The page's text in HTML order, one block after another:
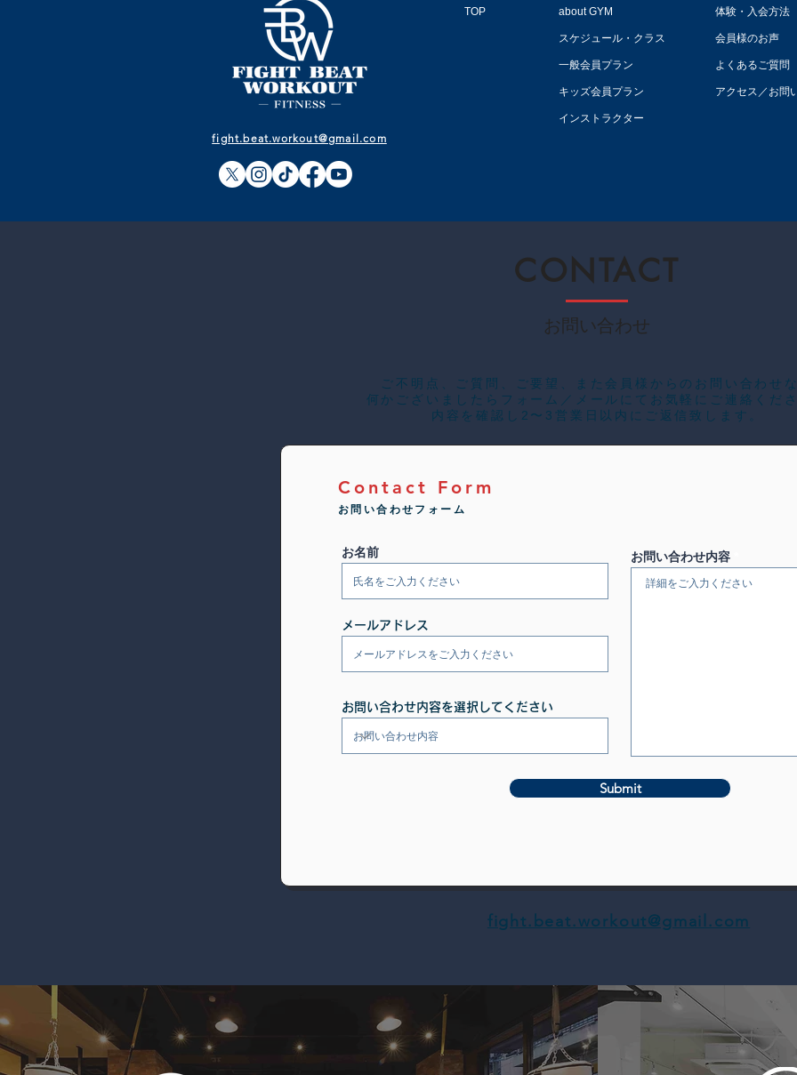
TOP about GYM
スケジュール・クラス
一般会員プラン
キッズ会員プラン
インストラクター
体験・入会方法
会員様のお声
よくあるご質問
アクセス／お問
fight.beat.workout@gmail.com
CONTACT
お問い合わせ
ご不明点、ご質問、ご要望、また会員様からのお問い合わせ
何かございましたらフォーム／メールにてお気軽にご連絡くだ
内容を確認し2〜3営業日以内にご返信致します。
Contact Form
お問い合わせフォーム
お名前
メールアドレス
お問い合わせ内容を選択してください
お問い合わせ内容
Submit
fight.beat.workout@gmail.com